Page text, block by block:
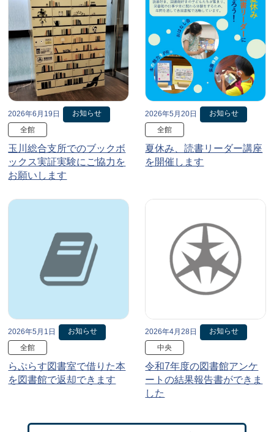
2026年6月19日
お知らせ
全館
玉川総合支所でのブックボ
ックス実証実験にご協力を
お願いします
2026年5月20日
お知らせ
全館
夏休み、読書リーダー講座
を開催します
2026年5月1日
お知らせ
全館
らぷらす図書室で借りた本
を図書館で返却できます
2026年4月28日
お知らせ
中央
令和7年度の図書館アンケ
ートの結果報告書ができま
した